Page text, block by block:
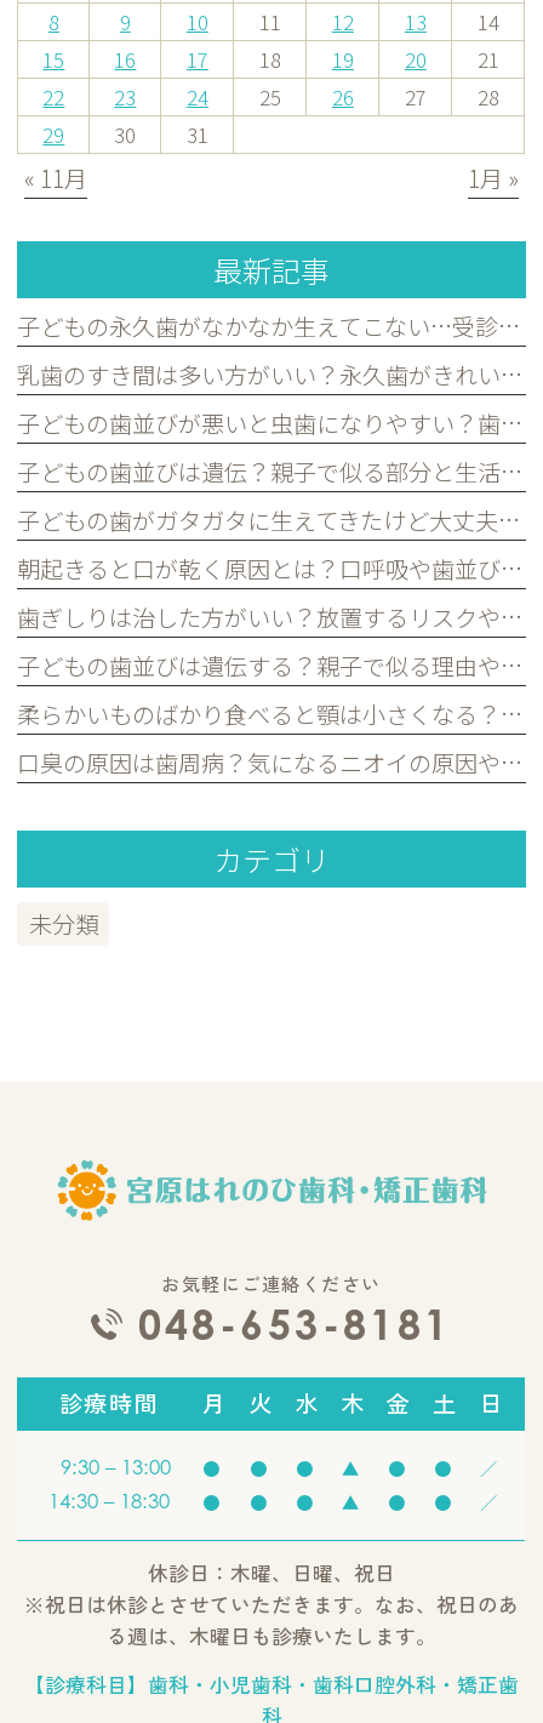
8 9 10 11 12 13
14
15
16 17 18 19 20
21
22
23 24 25 26 27
28
29
30 31
« 11月 1月 »
最新記事
子どもの永久歯がなかなか生えてこない…受診した方がよいケースを歯科医が解説｜宮原・さいたま市北区の歯医者
乳歯のすき間は多い方がいい？永久歯がきれいに並ぶために必要な理由を歯科医が解説｜宮原・さいたま市北区の歯医者
子どもの歯並びが悪いと虫歯になりやすい？歯並びとお口の健康の関係を歯科医が解説｜宮原・さいたま市北区の歯医者
子どもの歯並びは遺伝？親子で似る部分と生活習慣で変えられる部分を歯科医が解説｜宮原・さいたま市北区の歯医者
子どもの歯がガタガタに生えてきたけど大丈夫？永久歯の歯並びについて歯科医が解説｜宮原・さいたま市北区の歯医者
朝起きると口が乾く原因とは？口呼吸や歯並びとの関係を歯科医が解説｜宮原・さいたま市北区の歯医者
歯ぎしりは治した方がいい？放置するリスクや原因を歯科医が解説｜宮原・さいたま市北区の歯医者
子どもの歯並びは遺伝する？親子で似る理由や予防できるポイントを歯科医が解説｜宮原・さいたま市北区の歯医者
柔らかいものばかり食べると顎は小さくなる？子どもの歯並びとの関係を歯科医が解説｜宮原・さいたま市北区の歯医者
口臭の原因は歯周病？気になるニオイの原因や対策を歯科医が解説｜宮原・さいたま市北区の歯医者
カテゴリ
未分類
お気軽にご連絡ください
048-653-8181
診療時間 月 火 水 木 金 土 日
9:30 – 13:00 ● ● ● ▲ ● ● ／
14:30 – 18:30 ● ● ● ▲ ● ● ／
休診日：木曜、日曜、祝日
※祝日は休診とさせていただきます。なお、祝日のあ
る週は、木曜日も診療いたします。
【診療科目】歯科・小児歯科・歯科口腔外科・矯正歯
科